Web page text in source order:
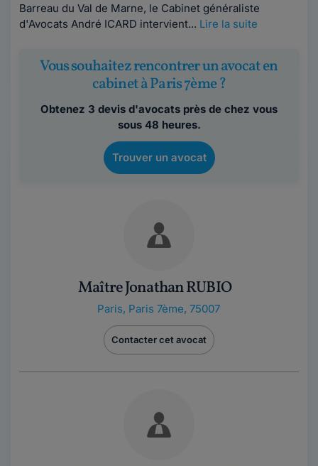
Barreau du Val de Marne, le Cabinet généraliste
d'Avocats André ICARD intervient... Lire la suite
Vous souhaitez rencontrer un avocat en
cabinet à Paris 7ème ?
Obtenez 3 devis d'avocats près de chez vous
sous 48 heures.
Trouver un avocat
Maître Jonathan RUBIO
Paris, Paris 7ème, 75007
Contacter cet avocat